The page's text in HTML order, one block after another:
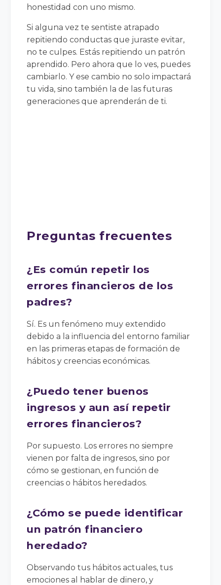
honestidad con uno mismo.
Si alguna vez te sentiste atrapado
repitiendo conductas que juraste evitar,
no te culpes. Estás repitiendo un patrón
aprendido. Pero ahora que lo ves, puedes
cambiarlo. Y ese cambio no solo impactará
tu vida, sino también la de las futuras
generaciones que aprenderán de ti.
Preguntas frecuentes
¿Es común repetir los
errores financieros de los
padres?
Sí. Es un fenómeno muy extendido
debido a la influencia del entorno familiar
en las primeras etapas de formación de
hábitos y creencias económicas.
¿Puedo tener buenos
ingresos y aun así repetir
errores financieros?
Por supuesto. Los errores no siempre
vienen por falta de ingresos, sino por
cómo se gestionan, en función de
creencias o hábitos heredados.
¿Cómo se puede identificar
un patrón financiero
heredado?
Observando tus hábitos actuales, tus
emociones al hablar de dinero, y